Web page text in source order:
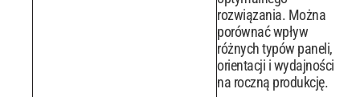
rozwiązania. Można
porównać wpływ
różnych typów paneli,
orientacji i wydajności
na roczną produkcję.